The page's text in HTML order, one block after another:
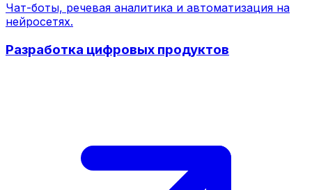
Чат-боты, речевая аналитика и автоматизация на
нейросетях.
Разработка цифровых продуктов